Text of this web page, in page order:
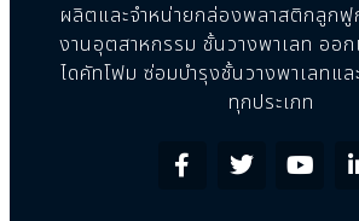
ผลิตและจำหน่ายกล่องพลาสติกลูก
งานอุตสาหกรรม ชั้นวางพาเลท อ
ไดคัทโฟม ซ่อมบำรุงชั้นวางพาเลทแล
ทุกประเภท